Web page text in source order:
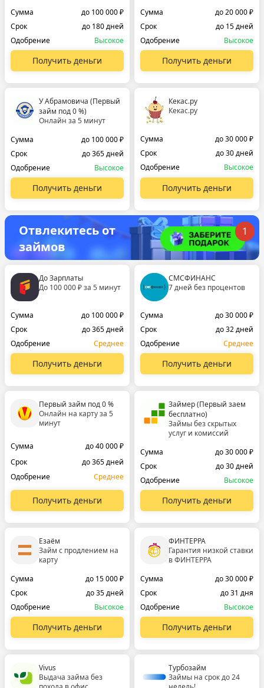
Сумма
до 100 000 ₽
Срок
до 180 дней
Одобрение
Высокое
Получить деньги
Сумма
до 20 000 ₽
Срок
до 15 дней
Одобрение
Высокое
Получить деньги
У Абрамовича (Первый
займ под 0 %)
Онлайн за 5 минут
Сумма
до 100 000 ₽
Срок
до 365 дней
Одобрение
Высокое
Получить деньги
Кекас.ру
Кекас.ру
Сумма
до 30 000 ₽
Срок
до 30 дней
Одобрение
Высокое
Получить деньги
Отвлекитесь от
займов
1
До Зарплаты
До 100 000 ₽ за 5 минут
Сумма
до 100 000 ₽
Срок
до 365 дней
Одобрение
Среднее
Получить деньги
СМСФИНАНС
7 дней без процентов
Сумма
до 30 000 ₽
Срок
до 32 дней
Одобрение
Среднее
Получить деньги
Первый займ под 0 %
Онлайн на карту за 5
минут
Сумма
до 40 000 ₽
Срок
до 365 дней
Одобрение
Среднее
Получить деньги
Займер (Первый заем
бесплатно)
Займы без скрытых
услуг и комиссий
Сумма
до 30 000 ₽
Срок
до 30 дней
Одобрение
Высокое
Получить деньги
Езаём
Займ с продлением на
карту
Сумма
до 15 000 ₽
Срок
до 35 дней
Одобрение
Высокое
Получить деньги
ФИНТЕРРА
Гарантия низкой ставки
в ФИНТЕРРА
Сумма
до 30 000 ₽
Срок
до 31 дня
Одобрение
Высокое
Получить деньги
Vivus
Выдача займа без
Турбозайм
Займы на срок до 24